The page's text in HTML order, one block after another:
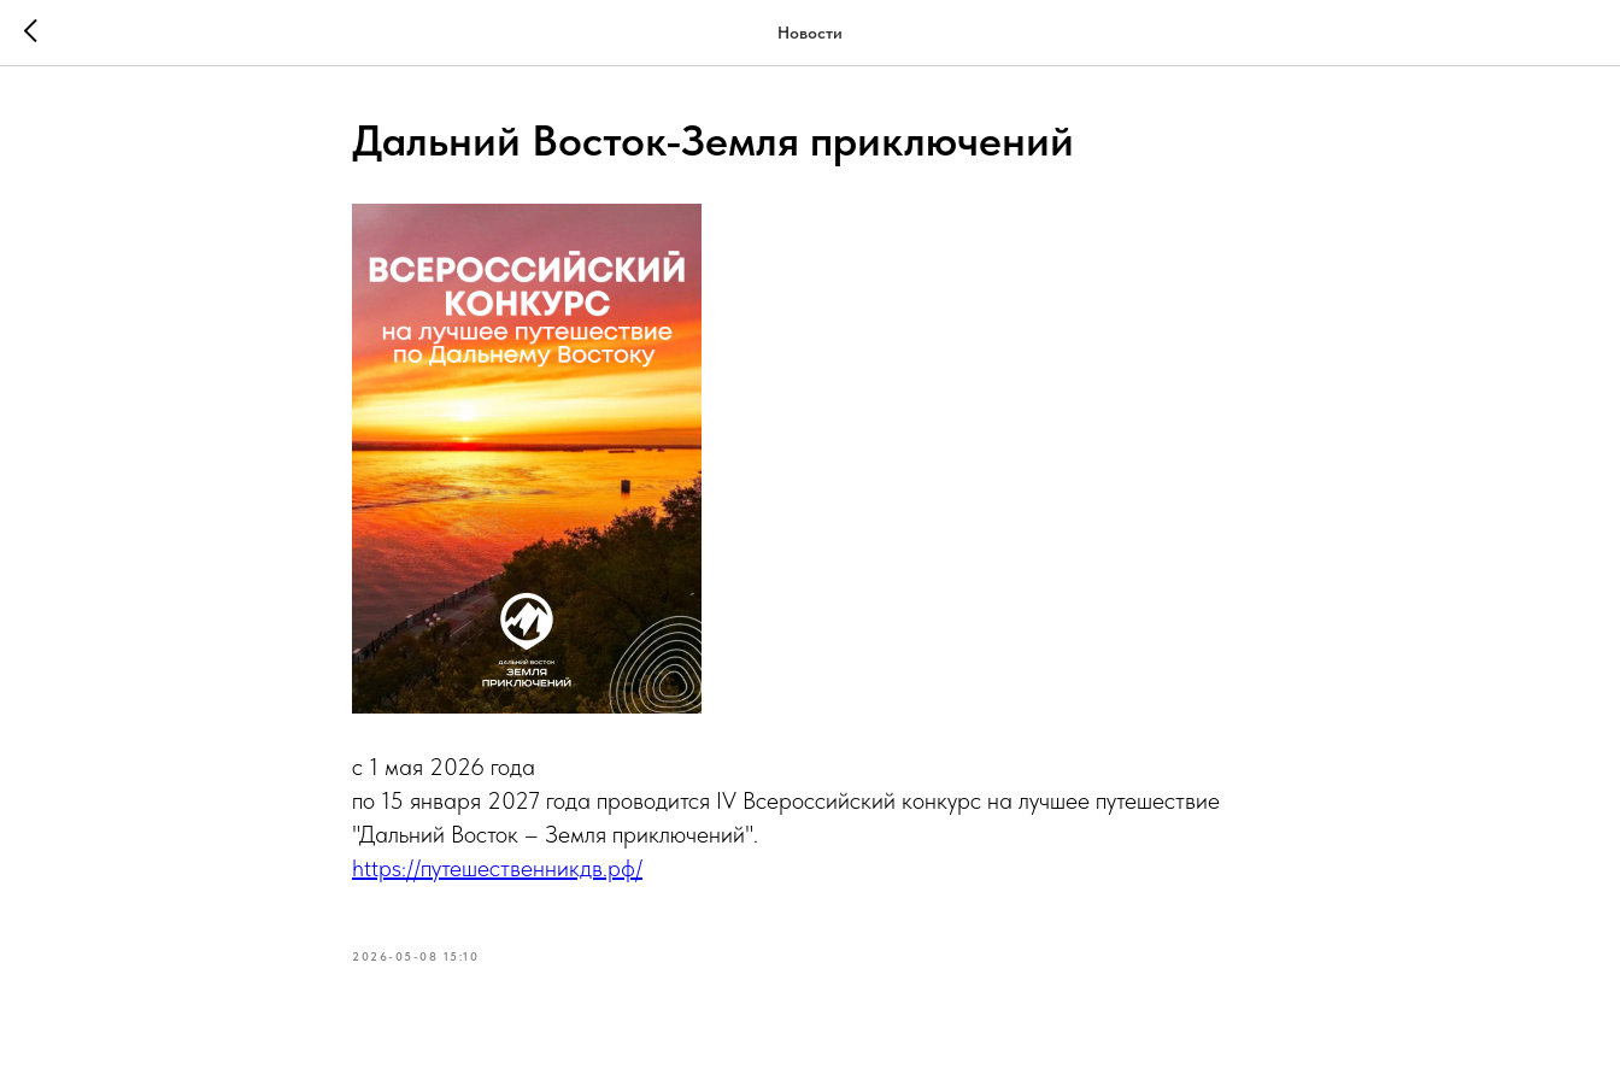
Новости
Дальний Восток-Земля приключений
с 1 мая 2026 года
по 15 января 2027 года проводится IV Всероссийский конкурс на лучшее путешествие
"Дальний Восток – Земля приключений".
https://путешественникдв.рф/
2026-05-08 15:10